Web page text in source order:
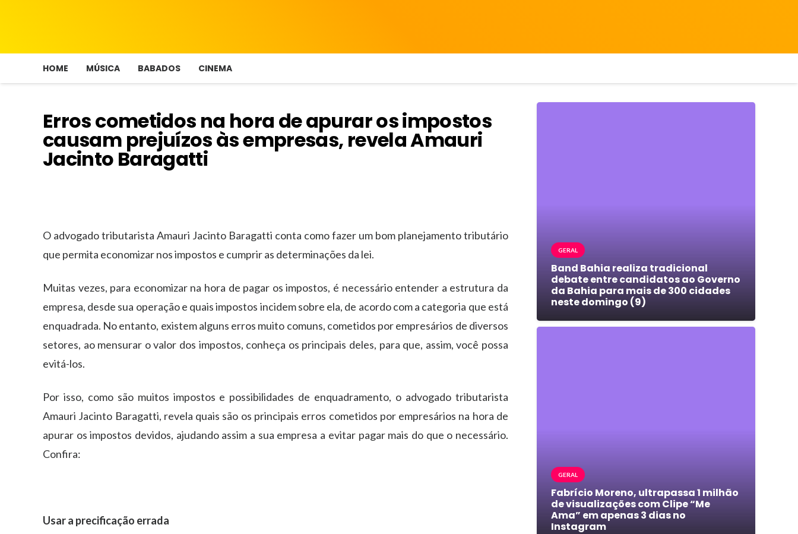
HOME MÚSICA BABADOS CINEMA
Erros cometidos na hora de apurar os impostos
causam prejuízos às empresas, revela Amauri
Jacinto Baragatti
O advogado tributarista Amauri Jacinto Baragatti conta como fazer um bom planejamento tributário
que permita economizar nos impostos e cumprir as determinações da lei.
Muitas vezes, para economizar na hora de pagar os impostos, é necessário entender a estrutura da
empresa, desde sua operação e quais impostos incidem sobre ela, de acordo com a categoria que está
enquadrada. No entanto, existem alguns erros muito comuns, cometidos por empresários de diversos
setores, ao mensurar o valor dos impostos, conheça os principais deles, para que, assim, você possa
evitá-los.
Por isso, como são muitos impostos e possibilidades de enquadramento, o advogado tributarista
Amauri Jacinto Baragatti, revela quais são os principais erros cometidos por empresários na hora de
apurar os impostos devidos, ajudando assim a sua empresa a evitar pagar mais do que o necessário.
Confira:
Usar a precificação errada
GERAL
Band Bahia realiza tradicional
debate entre candidatos ao Governo
da Bahia para mais de 300 cidades
neste domingo (9)
GERAL
Fabrício Moreno, ultrapassa 1 milhão
de visualizações com Clipe “Me
Ama” em apenas 3 dias no
Instagram